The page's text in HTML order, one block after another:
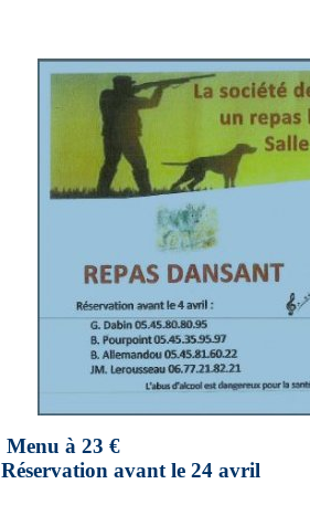
Menu à 23 €
Réservation avant le 24 avril